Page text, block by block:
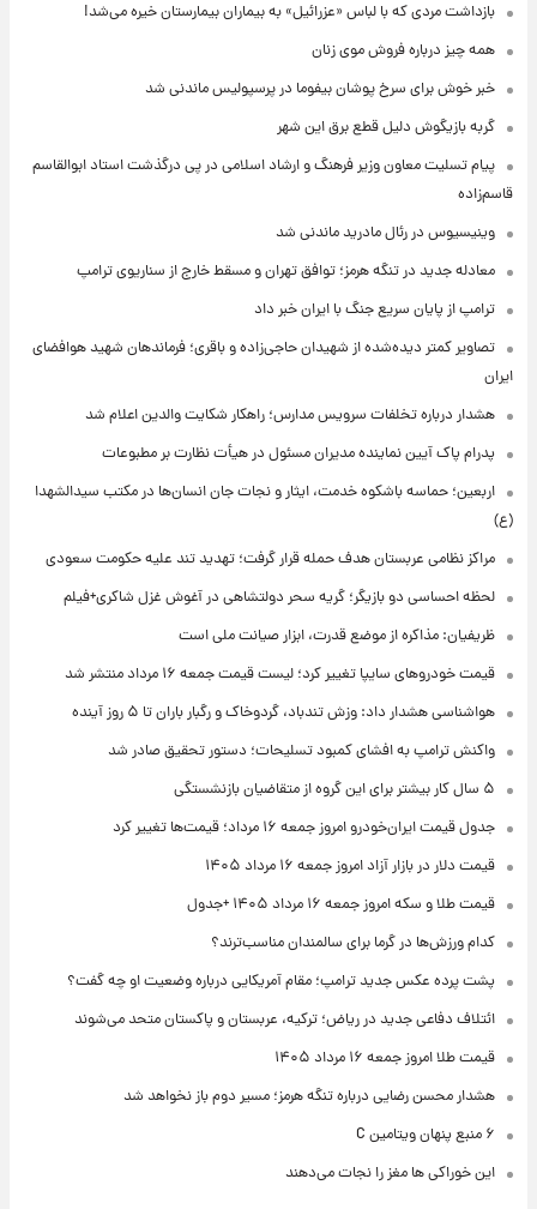
بازداشت مردی که با لباس «عزرائیل» به بیماران بیمارستان خیره می‌شد!
همه چیز درباره فروش موی زنان
خبر خوش برای سرخ پوشان بیفوما در پرسپولیس ماندنی شد
گربه بازیگوش دلیل قطع برق این شهر
پیام تسلیت معاون وزیر فرهنگ و ارشاد اسلامی در پی درگذشت استاد ابوالقاسم
قاسم‌زاده
وینیسیوس در رئال مادرید ماندنی شد
معادله جدید در تنگه هرمز؛ توافق تهران و مسقط خارج از سناریوی ترامپ
ترامپ از پایان سریع جنگ با ایران خبر داد
تصاویر کمتر دیده‌شده از شهیدان حاجی‌زاده و باقری؛ فرماندهان شهید هوافضای
ایران
هشدار درباره تخلفات سرویس مدارس؛ راهکار شکایت والدین اعلام شد
پدرام پاک آیین نماینده مدیران مسئول در هیأت نظارت بر مطبوعات
اربعین؛ حماسه باشکوه خدمت، ایثار و نجات جان انسان‌ها در مکتب سیدالشهدا
(ع)
مراکز نظامی عربستان هدف حمله قرار گرفت؛ تهدید تند علیه حکومت سعودی
لحظه احساسی دو بازیگر؛ گریه سحر دولتشاهی در آغوش غزل شاکری+فیلم
ظریفیان: مذاکره از موضع قدرت، ابزار صیانت ملی است
قیمت خودروهای سایپا تغییر کرد؛ لیست قیمت جمعه ۱۶ مرداد منتشر شد
هواشناسی هشدار داد: وزش تندباد، گردوخاک و رگبار باران تا ۵ روز آینده
واکنش ترامپ به افشای کمبود تسلیحات؛ دستور تحقیق صادر شد
۵ سال کار بیشتر برای این گروه از متقاضیان بازنشستگی
جدول قیمت ایران‌خودرو امروز جمعه ۱۶ مرداد؛ قیمت‌ها تغییر کرد
قیمت دلار در بازار آزاد امروز جمعه ۱۶ مرداد ۱۴۰۵
قیمت طلا و سکه امروز جمعه ۱۶ مرداد ۱۴۰۵ +جدول
کدام ورزش‌ها در گرما برای سالمندان مناسب‌ترند؟
پشت پرده عکس جدید ترامپ؛ مقام آمریکایی درباره وضعیت او چه گفت؟
ائتلاف دفاعی جدید در ریاض؛ ترکیه، عربستان و پاکستان متحد می‌شوند
قیمت طلا امروز جمعه ۱۶ مرداد ۱۴۰۵
هشدار محسن رضایی درباره تنگه هرمز؛ مسیر دوم باز نخواهد شد
۶ منبع پنهان ویتامین C
این خوراکی ها مغز را نجات می‌دهند